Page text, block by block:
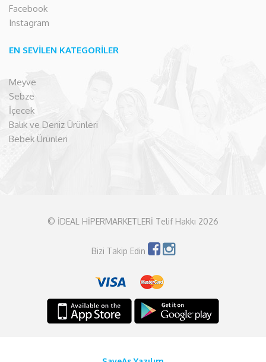
Facebook
Instagram
EN SEVİLEN KATEGORİLER
Meyve
Sebze
İçecek
Balık ve Deniz Ürünleri
Bebek Ürünleri
© İDEAL HİPERMARKETLERİ Telif Hakkı 2026
Bizi Takip Edin